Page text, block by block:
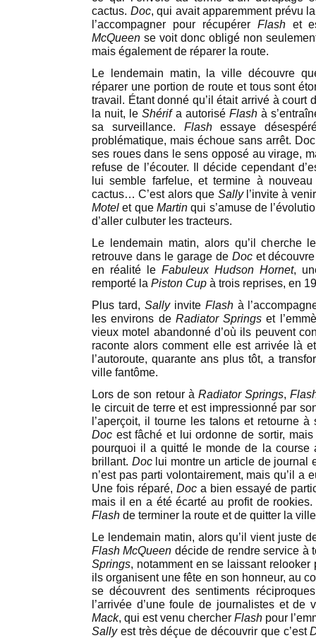
cactus. Doc, qui avait apparemment prévu
l’accompagner pour récupérer Flashet
McQueen se voit donc obligé non
mais également de réparer la route.
Le lendemain matin, la ville découvre
réparer une portion de route et tous sont
travail. Étant donné qu’il était arrivé à court
la nuit, leShérif a autorisé Flashà
sa surveillance. Flashessaye
problématique, mais échoue sans arrêt.
ses roues dans le sens opposé au virage,
refuse de l’écouter. Il décide cependant
lui semble farfelue, et termine à
cactus… C’est alors que Sallyl’invite à
Motel et que Martinqui s’amuse de
d’aller culbuter les tracteurs.
Le lendemain matin, alors qu’il cherche
retrouve dans le garage de Docet
en réalité le Fabuleux Hudson Hornet,
remporté la Piston Cup à trois reprises, en
Plus tard, Sally inviteFlashà
les environs de Radiator Springset
vieux motel abandonné d’où ils peuvent
raconte alors comment elle est arrivée là
l’autoroute, quarante ans plus tôt, a
ville fantôme.
Lors de son retour à Radiator Springs,
le circuit de terre et est impressionné par
l’aperçoit, il tourne les talons et retourne
Doc est fâché et lui ordonne de sortir,
pourquoi il a quitté le monde de la course
brillant. Doclui montre un article de journal
n’est pas parti volontairement, mais qu’il a
Une fois réparé, Doca bien essayé de
mais il en a été écarté au profit de
Flash de terminer la route et de quitter la
Le lendemain matin, alors qu’il vient juste
Flash McQueen décide de rendre service à
Springs, notamment en se laissant relooker
ils organisent une fête en son honneur, au
se découvrent des sentiments
l’arrivée d’une foule de journalistes et de
Mack, qui est venu chercher Flash pour
Sally est très déçue de découvrir que c’est